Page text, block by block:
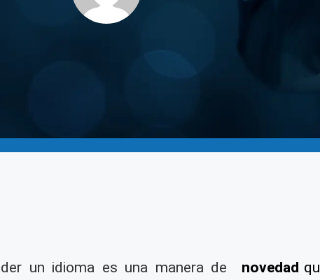
un idioma es una manera de novedad